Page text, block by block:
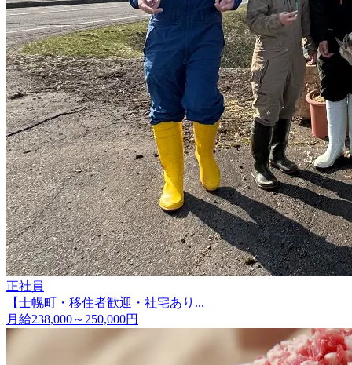
正社員
【士幌町・移住者歓迎・社宅あり...
月給238,000～250,000円